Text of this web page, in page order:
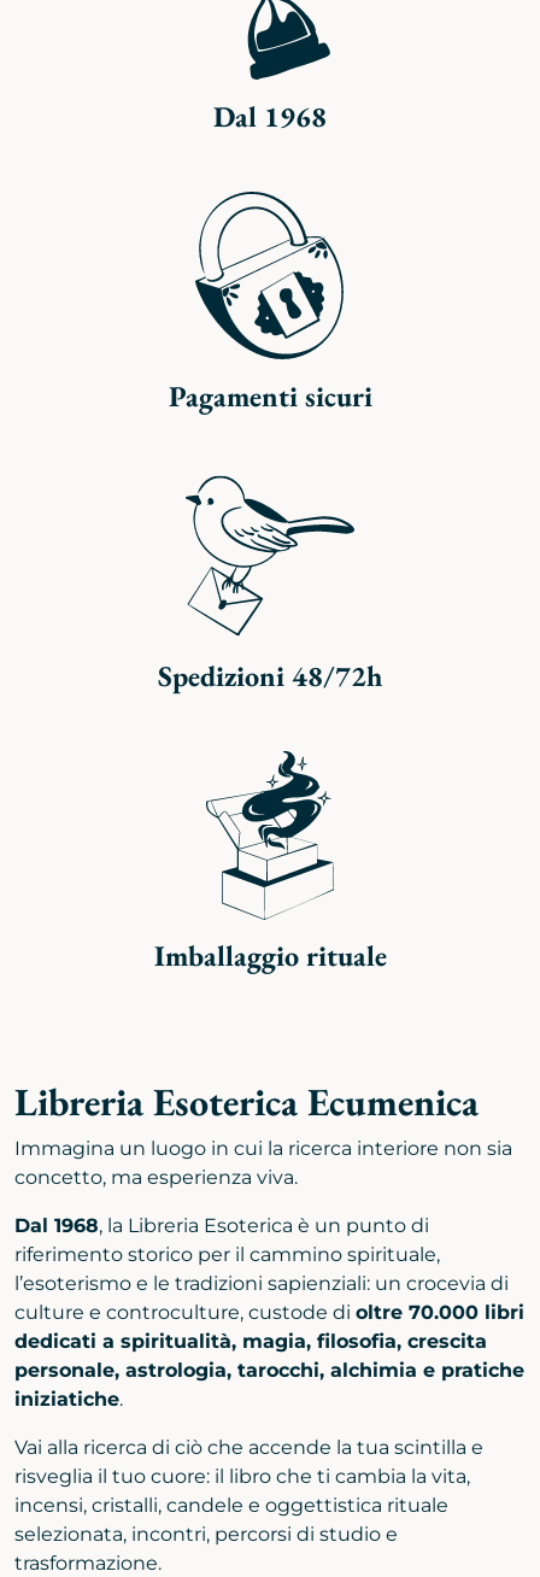
Dal 1968
Pagamenti sicuri
Spedizioni 48/72h
Imballaggio rituale
Libreria Esoterica Ecumenica
Immagina un luogo in cui la ricerca interiore non sia
concetto, ma esperienza viva.
Dal 1968, la Libreria Esoterica è un punto di
riferimento storico per il cammino spirituale,
l’esoterismo e le tradizioni sapienziali: un crocevia di
culture e controculture, custode di oltre 70.000 libri
dedicati a spiritualità, magia, filosofia, crescita
personale, astrologia, tarocchi, alchimia e pratiche
iniziatiche.
Vai alla ricerca di ciò che accende la tua scintilla e
risveglia il tuo cuore: il libro che ti cambia la vita,
incensi, cristalli, candele e oggettistica rituale
selezionata, incontri, percorsi di studio e
trasformazione.